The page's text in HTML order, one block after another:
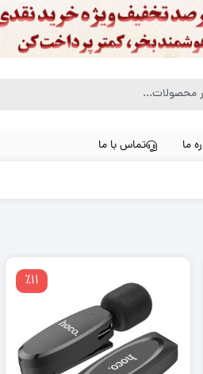
ما تماس با ما
٪11